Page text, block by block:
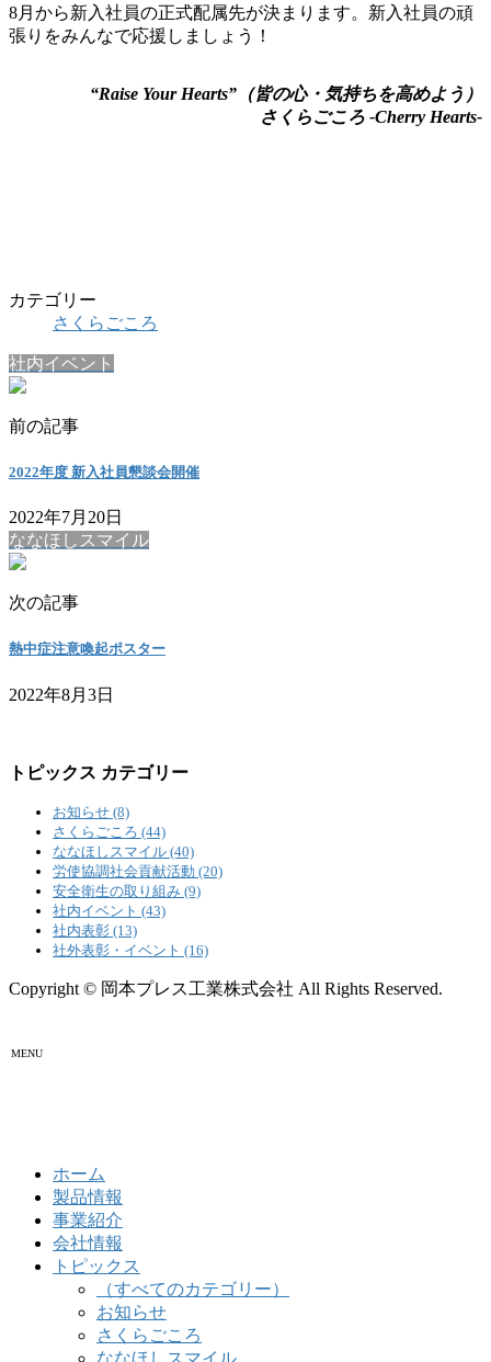
8月から新入社員の正式配属先が決まります。新入社員の頑
張りをみんなで応援しましょう！
“Raise Your Hearts”（皆の心・気持ちを高めよう）
さくらごころ -Cherry Hearts-
カテゴリー
さくらごころ
社内イベント
前の記事
2022年度 新入社員懇談会開催
2022年7月20日
ななほしスマイル
次の記事
熱中症注意喚起ポスター
2022年8月3日
トピックス カテゴリー
お知らせ (8)
さくらごころ (44)
ななほしスマイル (40)
労使協調社会貢献活動 (20)
安全衛生の取り組み (9)
社内イベント (43)
社内表彰 (13)
社外表彰・イベント (16)
Copyright © 岡本プレス工業株式会社 All Rights Reserved.
MENU
ホーム
製品情報
事業紹介
会社情報
トピックス
（すべてのカテゴリー）
お知らせ
さくらごころ
ななほしスマイル